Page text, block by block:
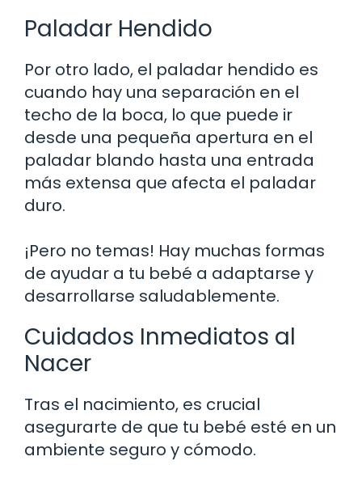
Paladar Hendido
Por otro lado, el paladar hendido es
cuando hay una separación en el
techo de la boca, lo que puede ir
desde una pequeña apertura en el
paladar blando hasta una entrada
más extensa que afecta el paladar
duro.
¡Pero no temas! Hay muchas formas
de ayudar a tu bebé a adaptarse y
desarrollarse saludablemente.
Cuidados Inmediatos al
Nacer
Tras el nacimiento, es crucial
asegurarte de que tu bebé esté en un
ambiente seguro y cómodo.